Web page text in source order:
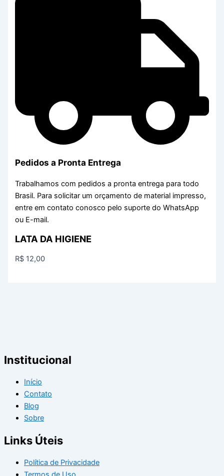
Pedidos a Pronta Entrega
Trabalhamos com pedidos a pronta entrega para todo
Brasil. Para solicitar um orçamento de material impresso,
entre em contato conosco pelo suporte do WhatsApp
ou E-mail.
LATA DA HIGIENE
R$ 12,00
Institucional
Início
Contato
Blog
Sobre
Links Úteis
Política de Privacidade